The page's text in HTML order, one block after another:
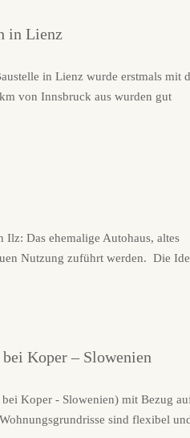
in Lienz
in Lienz wurde erstmals mit
von Innsbruck aus wurden gut
Das ehemalige Autohaus, altes
Nutzung zuführt werden. Die
Koper – Slowenien
Koper - Slowenien) mit Bezug
sind flexibel